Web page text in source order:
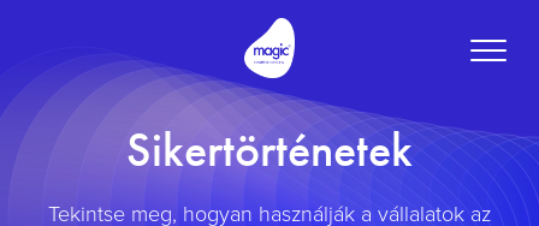
Toggle
Sikertörténetek
Tekintse meg, hogyan használják a vállalatok az